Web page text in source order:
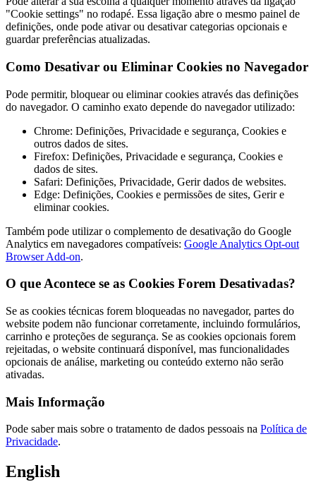
"Cookie settings" no rodapé. Essa ligação abre o mesmo painel de
definições, onde pode ativar ou desativar categorias opcionais e
guardar preferências atualizadas.
Como Desativar ou Eliminar Cookies no Navegador
Pode permitir, bloquear ou eliminar cookies através das definições
do navegador. O caminho exato depende do navegador utilizado:
Chrome: Definições, Privacidade e segurança, Cookies e
outros dados de sites.
Firefox: Definições, Privacidade e segurança, Cookies e
dados de sites.
Safari: Definições, Privacidade, Gerir dados de websites.
Edge: Definições, Cookies e permissões de sites, Gerir e
eliminar cookies.
Também pode utilizar o complemento de desativação do Google
Analytics em navegadores compatíveis: Google Analytics Opt-out
Browser Add-on.
O que Acontece se as Cookies Forem Desativadas?
Se as cookies técnicas forem bloqueadas no navegador, partes do
website podem não funcionar corretamente, incluindo formulários,
carrinho e proteções de segurança. Se as cookies opcionais forem
rejeitadas, o website continuará disponível, mas funcionalidades
opcionais de análise, marketing ou conteúdo externo não serão
ativadas.
Mais Informação
Pode saber mais sobre o tratamento de dados pessoais na Política de
Privacidade.
English